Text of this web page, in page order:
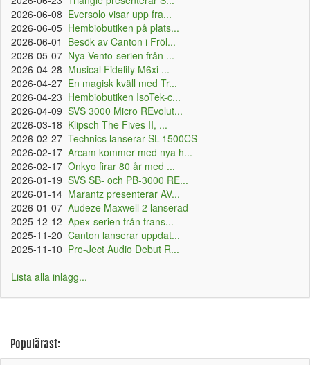
2026-06-08 Eversolo visar upp fra...
2026-06-05 Hembiobutiken på plats...
2026-06-01 Besök av Canton i Fröl...
2026-05-07 Nya Vento-serien från ...
2026-04-28 Musical Fidelity M6xi ...
2026-04-27 En magisk kväll med Tr...
2026-04-23 Hembiobutiken IsoTek-c...
2026-04-09 SVS 3000 Micro REvolut...
2026-03-18 Klipsch The Fives II, ...
2026-02-27 Technics lanserar SL-1500CS
2026-02-17 Arcam kommer med nya h...
2026-02-17 Onkyo firar 80 år med ...
2026-01-19 SVS SB- och PB-3000 RE...
2026-01-14 Marantz presenterar AV...
2026-01-07 Audeze Maxwell 2 lanserad
2025-12-12 Apex-serien från frans...
2025-11-20 Canton lanserar uppdat...
2025-11-10 Pro-Ject Audio Debut R...
Lista alla inlägg...
Populärast: